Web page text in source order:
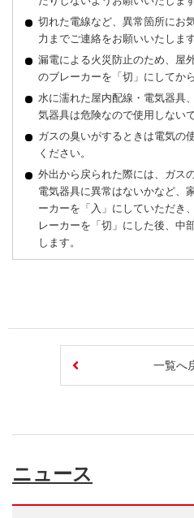
切れた電線など、異常箇所にお
力までご連絡をお願いいたします
漏電による火災防止のため、屋
のブレーカーを「切」にしてか
水に濡れた屋内配線・電気器具
気器具は危険なので使用しない
ガスの臭いがするときは電気の
ください。
外出から戻られた際には、ガス
電気器具に異常はないかなど、
ーカーを「入」にしていただき
レーカーを「切」にした後、中
します。
一覧へ
ニュース